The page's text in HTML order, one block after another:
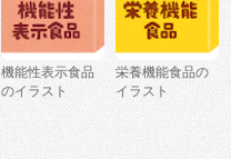
機能性表示食品
のイラスト
栄養機能食品の
イラスト